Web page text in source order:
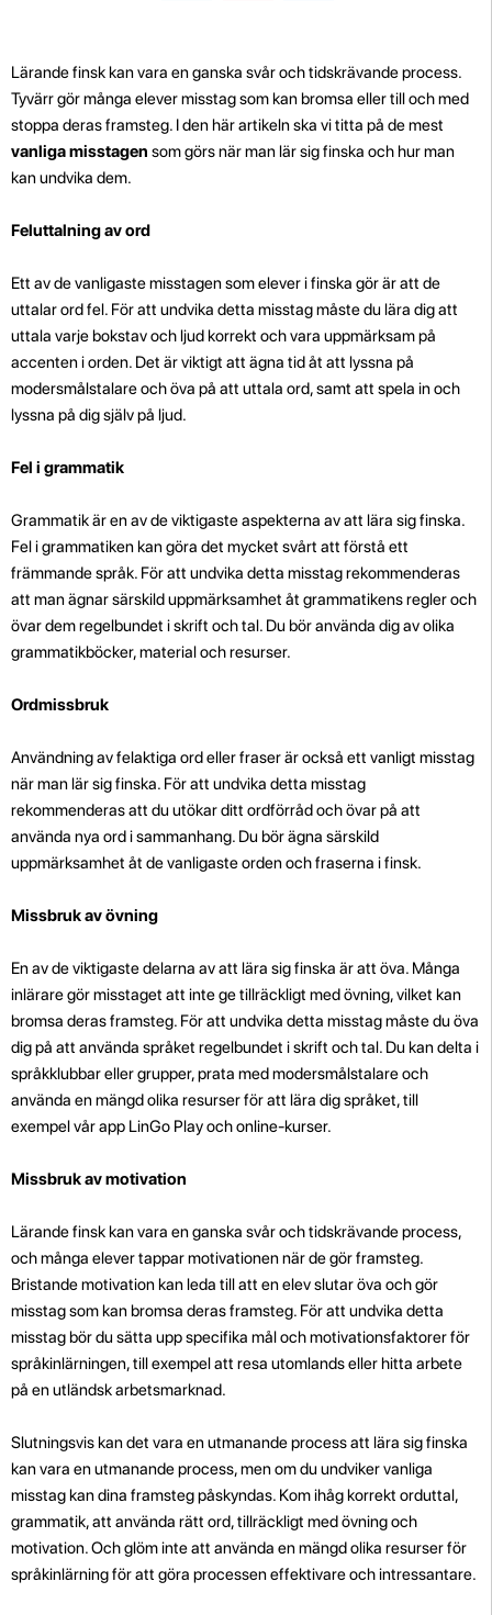
Lärande finsk kan vara en ganska svår och tidskrävande process.
Tyvärr gör många elever misstag som kan bromsa eller till och med
stoppa deras framsteg. I den här artikeln ska vi titta på de mest
vanliga misstagen som görs när man lär sig finska och hur man
kan undvika dem.
Feluttalning av ord
Ett av de vanligaste misstagen som elever i finska gör är att de
uttalar ord fel. För att undvika detta misstag måste du lära dig att
uttala varje bokstav och ljud korrekt och vara uppmärksam på
accenten i orden. Det är viktigt att ägna tid åt att lyssna på
modersmålstalare och öva på att uttala ord, samt att spela in och
lyssna på dig själv på ljud.
Fel i grammatik
Grammatik är en av de viktigaste aspekterna av att lära sig finska.
Fel i grammatiken kan göra det mycket svårt att förstå ett
främmande språk. För att undvika detta misstag rekommenderas
att man ägnar särskild uppmärksamhet åt grammatikens regler och
övar dem regelbundet i skrift och tal. Du bör använda dig av olika
grammatikböcker, material och resurser.
Ordmissbruk
Användning av felaktiga ord eller fraser är också ett vanligt misstag
när man lär sig finska. För att undvika detta misstag
rekommenderas att du utökar ditt ordförråd och övar på att
använda nya ord i sammanhang. Du bör ägna särskild
uppmärksamhet åt de vanligaste orden och fraserna i finsk.
Missbruk av övning
En av de viktigaste delarna av att lära sig finska är att öva. Många
inlärare gör misstaget att inte ge tillräckligt med övning, vilket kan
bromsa deras framsteg. För att undvika detta misstag måste du öva
dig på att använda språket regelbundet i skrift och tal. Du kan delta i
språkklubbar eller grupper, prata med modersmålstalare och
använda en mängd olika resurser för att lära dig språket, till
exempel vår app LinGo Play och online-kurser.
Missbruk av motivation
Lärande finsk kan vara en ganska svår och tidskrävande process,
och många elever tappar motivationen när de gör framsteg.
Bristande motivation kan leda till att en elev slutar öva och gör
misstag som kan bromsa deras framsteg. För att undvika detta
misstag bör du sätta upp specifika mål och motivationsfaktorer för
språkinlärningen, till exempel att resa utomlands eller hitta arbete
på en utländsk arbetsmarknad.
Slutningsvis kan det vara en utmanande process att lära sig finska
kan vara en utmanande process, men om du undviker vanliga
misstag kan dina framsteg påskyndas. Kom ihåg korrekt orduttal,
grammatik, att använda rätt ord, tillräckligt med övning och
motivation. Och glöm inte att använda en mängd olika resurser för
språkinlärning för att göra processen effektivare och intressantare.